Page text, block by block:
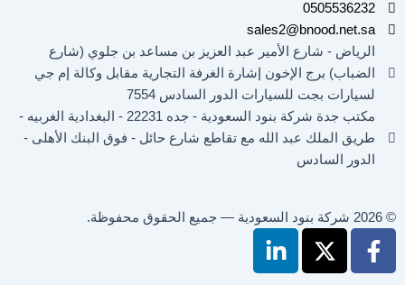
0505536232
sales2@bnood.net.sa
الرياض - شارع الأمير عبد العزيز بن مساعد بن جلوي (شارع
الضباب) برج الإخون إشارة الغرفة التجارية مقابل وكالة إم جي
لسيارات بجت للسيارات الدور السادس 7554
مكتب جدة شركة بنود السعودية - جده 22231 - البغدادية الغربيه -
طريق الملك عبد الله مع تقاطع شارع حائل - فوق البنك الأهلى -
الدور السادس
© 2026 شركة بنود السعودية — جميع الحقوق محفوظة.
F
a
X
-
L
i